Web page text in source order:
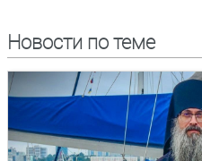
Новости по теме